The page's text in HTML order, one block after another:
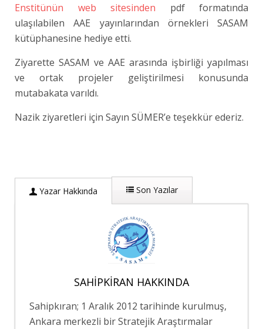
Enstitünün web sitesinden pdf formatında
ulaşılabilen AAE yayınlarından örnekleri SASAM
kütüphanesine hediye etti.
Ziyarette SASAM ve AAE arasında işbirliği yapılması
ve ortak projeler geliştirilmesi konusunda
mutabakata varıldı.
Nazik ziyaretleri için Sayın SÜMER’e teşekkür ederiz.
Yazar Hakkında Son Yazılar
SAHIPKIRAN HAKKINDA
Sahipkıran; 1 Aralık 2012 tarihinde kurulmuş,
Ankara merkezli bir Stratejik Araştırmalar